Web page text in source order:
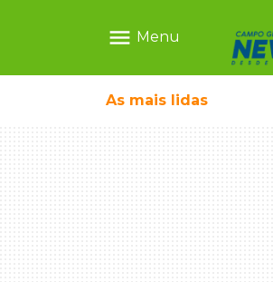
menu Menu
As mais lidas
e morre a caminho do hospital